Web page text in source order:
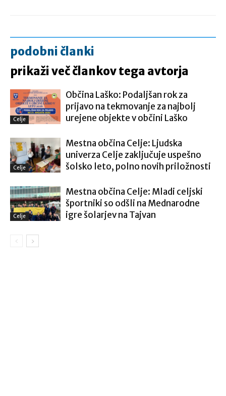
podobni članki
prikaži več člankov tega avtorja
Celje
Občina Laško: Podaljšan rok za
prijavo na tekmovanje za najbolj
urejene objekte v občini Laško
Celje
Mestna občina Celje: Ljudska
univerza Celje zaključuje uspešno
šolsko leto, polno novih priložnosti
Celje
Mestna občina Celje: Mladi celjski
športniki so odšli na Mednarodne
igre šolarjev na Tajvan